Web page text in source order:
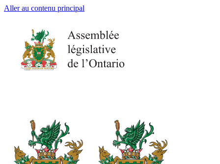
Aller au contenu principal